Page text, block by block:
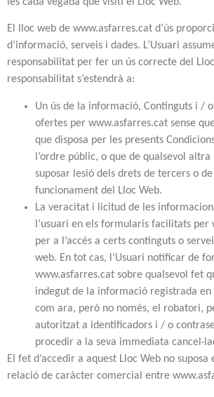
El lloc web de www.asfarres.cat d’ús
d’informació, serveis i dades. L’Usuari
responsabilitat per fer un ús correcte del
responsabilitat s’estendrà a:
Un ús de la informació, Continguts i /
ofertes per www.asfarres.cat sense
que disposa per les presents
l’ordre públic, o que de qualsevol
suposar lesió dels drets de tercers o
funcionament del Lloc Web.
La veracitat i licitud de les
l’usuari en els formularis facilitats per
per a l’accés a certs continguts o
web. En tot cas, l’Usuari notificar de
www.asfarres.cat sobre qualsevol fet
indegut de la informació registrada en
com ara, però no només, el robatori,
autoritzat a identificadors i / o
procedir a la seva immediata
El fet d’accedir a aquest Lloc Web no
relació de caràcter comercial entre